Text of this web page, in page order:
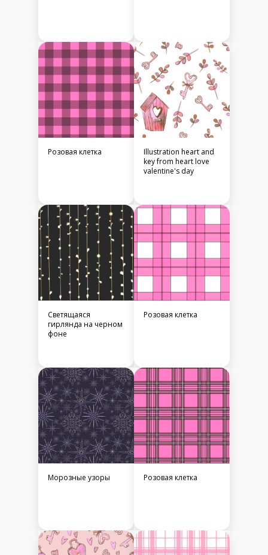
Розовая клетка
Illustration heart and
key from heart love
valentine's day
Светящаяся
гирлянда на черном
фоне
Розовая клетка
Морозные узоры Розовая клетка